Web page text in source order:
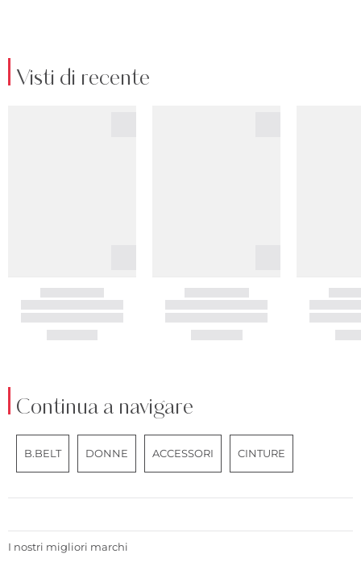
Visti di recente
Continua a navigare
B.BELT DONNE ACCESSORI CINTURE
I nostri migliori marchi